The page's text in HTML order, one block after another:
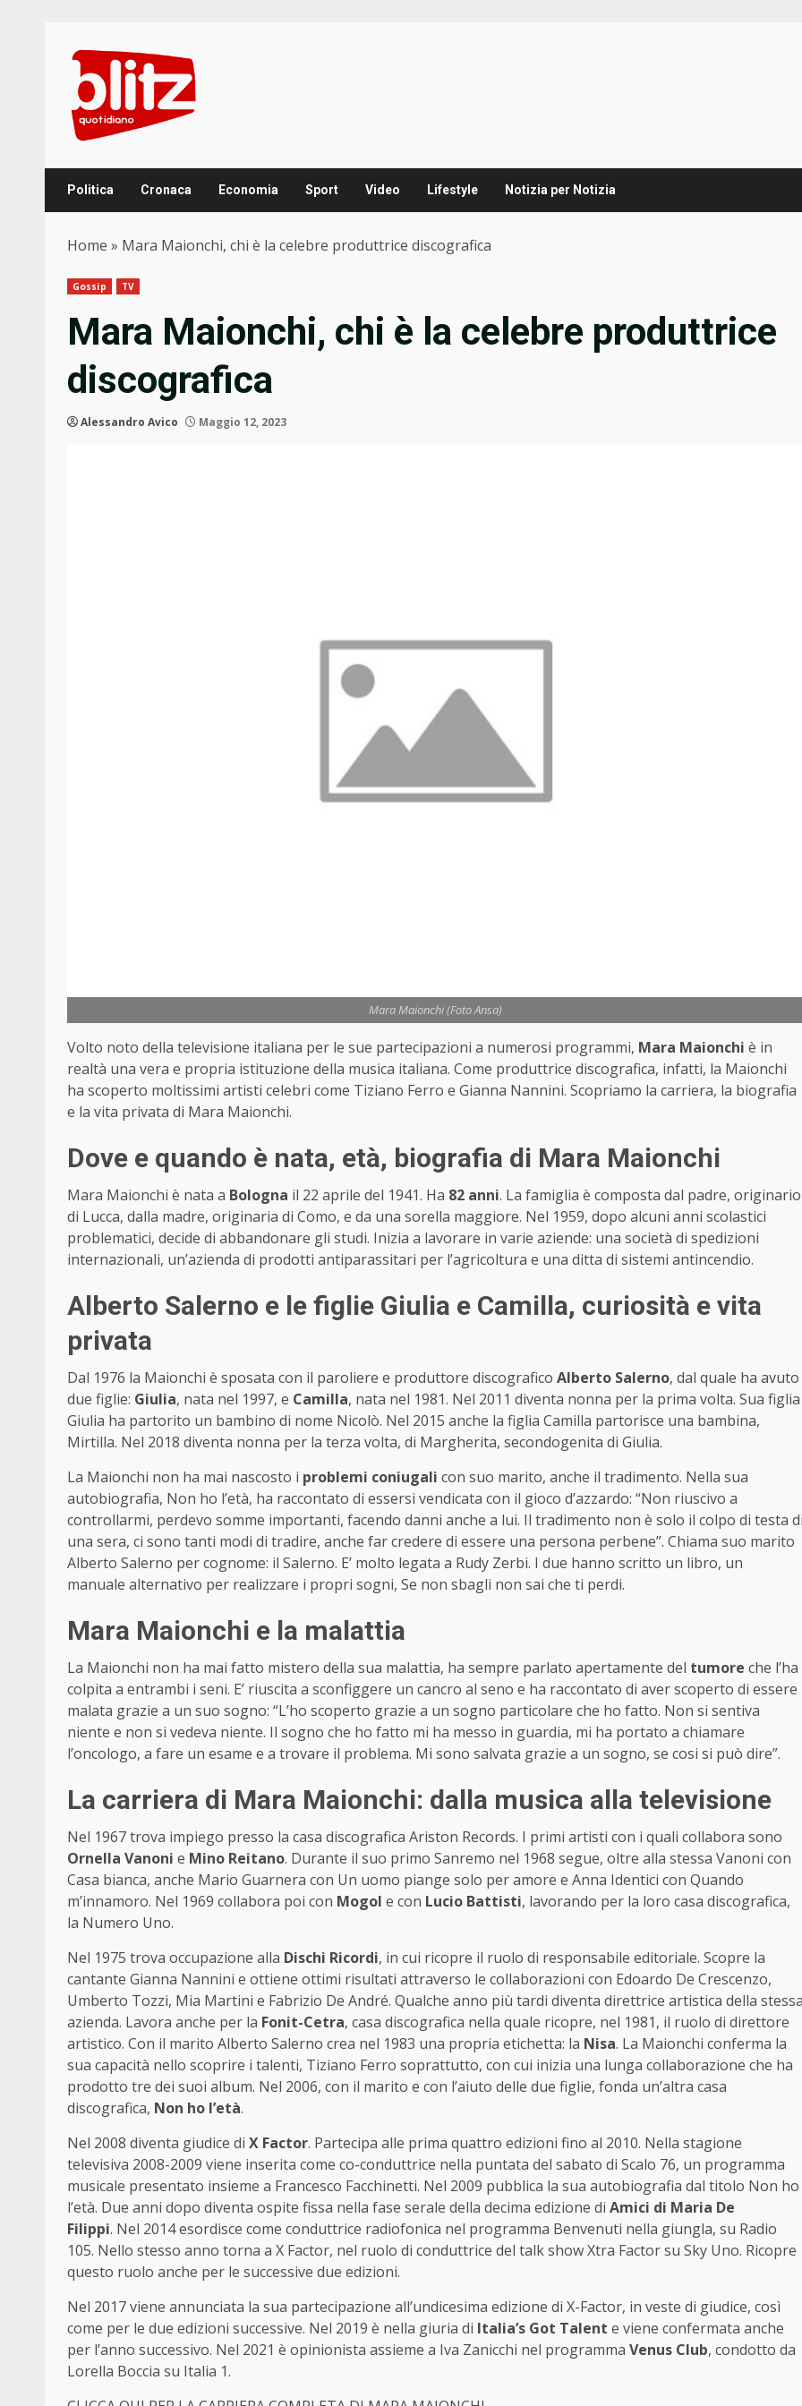
content
Politica Cronaca Economia Sport Video Lifestyle Notizia per Notizia
Home » Mara Maionchi, chi è la celebre produttrice discografica
Gossip TV
Mara Maionchi, chi è la celebre produttrice
discografica
Alessandro Avico Maggio 12, 2023
Mara Maionchi (Foto Ansa)
Volto noto della televisione italiana per le sue partecipazioni a numerosi programmi, Mara Maionchi è in
realtà una vera e propria istituzione della musica italiana. Come produttrice discografica, infatti, la Maionchi
ha scoperto moltissimi artisti celebri come Tiziano Ferro e Gianna Nannini. Scopriamo la carriera, la biografia
e la vita privata di Mara Maionchi.
Dove e quando è nata, età, biografia di Mara Maionchi
Mara Maionchi è nata a Bologna il 22 aprile del 1941. Ha 82 anni. La famiglia è composta dal padre, originario
di Lucca, dalla madre, originaria di Como, e da una sorella maggiore. Nel 1959, dopo alcuni anni scolastici
problematici, decide di abbandonare gli studi. Inizia a lavorare in varie aziende: una società di spedizioni
internazionali, un’azienda di prodotti antiparassitari per l’agricoltura e una ditta di sistemi antincendio.
Alberto Salerno e le figlie Giulia e Camilla, curiosità e vita
privata
Dal 1976 la Maionchi è sposata con il paroliere e produttore discografico Alberto Salerno, dal quale ha avuto
due figlie: Giulia, nata nel 1997, e Camilla, nata nel 1981. Nel 2011 diventa nonna per la prima volta. Sua figlia
Giulia ha partorito un bambino di nome Nicolò. Nel 2015 anche la figlia Camilla partorisce una bambina,
Mirtilla. Nel 2018 diventa nonna per la terza volta, di Margherita, secondogenita di Giulia.
La Maionchi non ha mai nascosto i problemi coniugali con suo marito, anche il tradimento. Nella sua
autobiografia, Non ho l’età, ha raccontato di essersi vendicata con il gioco d’azzardo: “Non riuscivo a
controllarmi, perdevo somme importanti, facendo danni anche a lui. Il tradimento non è solo il colpo di testa
una sera, ci sono tanti modi di tradire, anche far credere di essere una persona perbene”. Chiama suo marito
Alberto Salerno per cognome: il Salerno. E’ molto legata a Rudy Zerbi. I due hanno scritto un libro, un
manuale alternativo per realizzare i propri sogni, Se non sbagli non sai che ti perdi.
Mara Maionchi e la malattia
La Maionchi non ha mai fatto mistero della sua malattia, ha sempre parlato apertamente del tumore che l’ha
colpita a entrambi i seni. E’ riuscita a sconfiggere un cancro al seno e ha raccontato di aver scoperto di essere
malata grazie a un suo sogno: “L’ho scoperto grazie a un sogno particolare che ho fatto. Non si sentiva
niente e non si vedeva niente. Il sogno che ho fatto mi ha messo in guardia, mi ha portato a chiamare
l’oncologo, a fare un esame e a trovare il problema. Mi sono salvata grazie a un sogno, se cosi si può dire”.
La carriera di Mara Maionchi: dalla musica alla televisione
Nel 1967 trova impiego presso la casa discografica Ariston Records. I primi artisti con i quali collabora sono
Ornella Vanoni e Mino Reitano. Durante il suo primo Sanremo nel 1968 segue, oltre alla stessa Vanoni con
Casa bianca, anche Mario Guarnera con Un uomo piange solo per amore e Anna Identici con Quando
m’innamoro. Nel 1969 collabora poi con Mogol e con Lucio Battisti, lavorando per la loro casa discografica,
la Numero Uno.
Nel 1975 trova occupazione alla Dischi Ricordi, in cui ricopre il ruolo di responsabile editoriale. Scopre la
cantante Gianna Nannini e ottiene ottimi risultati attraverso le collaborazioni con Edoardo De Crescenzo,
Umberto Tozzi, Mia Martini e Fabrizio De André. Qualche anno più tardi diventa direttrice artistica della
azienda. Lavora anche per la Fonit-Cetra, casa discografica nella quale ricopre, nel 1981, il ruolo di direttore
artistico. Con il marito Alberto Salerno crea nel 1983 una propria etichetta: la Nisa. La Maionchi conferma la
sua capacità nello scoprire i talenti, Tiziano Ferro soprattutto, con cui inizia una lunga collaborazione che ha
prodotto tre dei suoi album. Nel 2006, con il marito e con l’aiuto delle due figlie, fonda un’altra casa
discografica, Non ho l’età.
Nel 2008 diventa giudice di X Factor. Partecipa alle prima quattro edizioni fino al 2010. Nella stagione
televisiva 2008-2009 viene inserita come co-conduttrice nella puntata del sabato di Scalo 76, un programma
musicale presentato insieme a Francesco Facchinetti. Nel 2009 pubblica la sua autobiografia dal titolo Non ho
l’età. Due anni dopo diventa ospite fissa nella fase serale della decima edizione di Amici di Maria De
Filippi. Nel 2014 esordisce come conduttrice radiofonica nel programma Benvenuti nella giungla, su Radio
105. Nello stesso anno torna a X Factor, nel ruolo di conduttrice del talk show Xtra Factor su Sky Uno. Ricopre
questo ruolo anche per le successive due edizioni.
Nel 2017 viene annunciata la sua partecipazione all’undicesima edizione di X-Factor, in veste di giudice, così
come per le due edizioni successive. Nel 2019 è nella giuria di Italia’s Got Talent e viene confermata anche
per l’anno successivo. Nel 2021 è opinionista assieme a Iva Zanicchi nel programma Venus Club, condotto da
Lorella Boccia su Italia 1.